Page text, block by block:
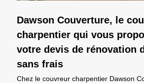
Dawson Couverture, le
charpentier qui vous
votre devis de rénovation
sans frais
Chez le couvreur charpentier Dawson